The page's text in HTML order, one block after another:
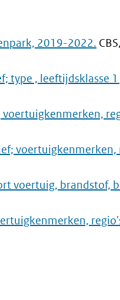
2019-2022.
type , leeftijdsklasse
voertuigkenmerken,
voertuig, brandstof,